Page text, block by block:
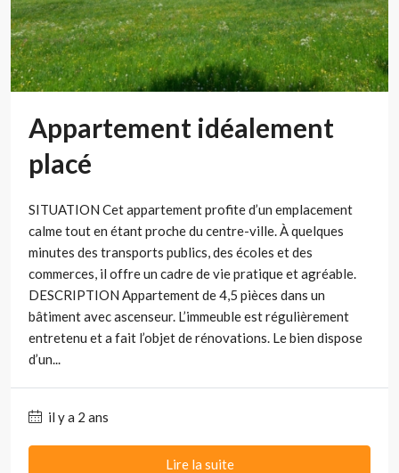
Appartement idéalement
placé
SITUATION Cet appartement profite d’un emplacement
calme tout en étant proche du centre-ville. À quelques
minutes des transports publics, des écoles et des
commerces, il offre un cadre de vie pratique et agréable.
DESCRIPTION Appartement de 4,5 pièces dans un
bâtiment avec ascenseur. L’immeuble est régulièrement
entretenu et a fait l’objet de rénovations. Le bien dispose
d’un...
il y a 2 ans
Lire la suite